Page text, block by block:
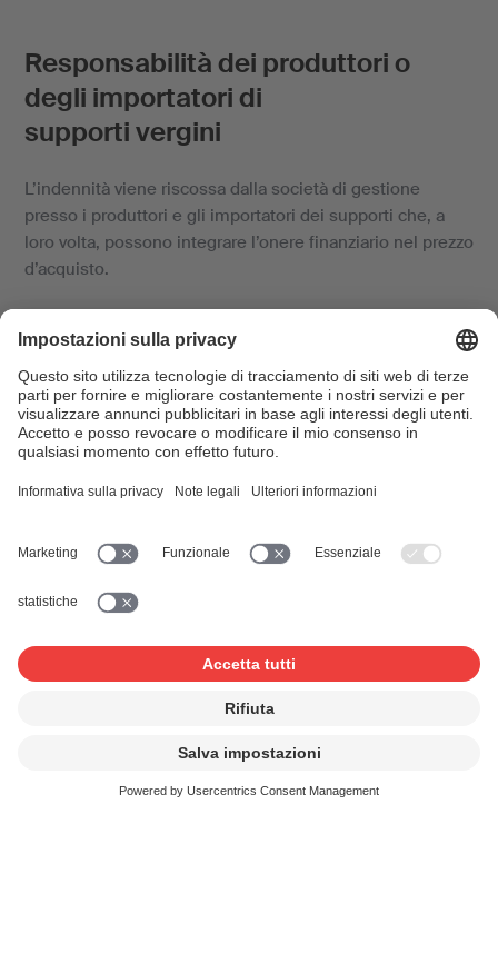
Responsabilità dei produttori o
degli importatori di
supporti vergini
L’indennità viene riscossa dalla società di gestione
presso i produttori e gli importatori dei supporti che, a
loro volta, possono integrare l’onere finanziario nel prezzo
d’acquisto.
Svizzera o nel Principato del Liechtenstein e li offre sul
mercato o direttamente ai consumatori per la consueta
via commerciale.
Perimportatoresi intende chiunque importi in Svizzera o
nel Principato del Liechtenstein supporti di dati vergini
direttamente ai consumatori. Un importatore è anche un
fornitore con sede all’estero che offre supporti vergini, ad
esempio tramite negozi online, a consumatori in Svizzera
o nel Principato del Liechtenstein e serve i consumatori
come se acquistassero i supporti vergini da un fornitore
Importi delle tariffe